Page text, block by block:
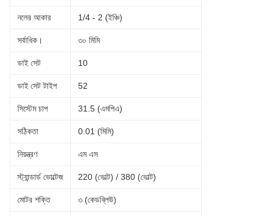
নলের আকার 1/4 - 2 (ইঞ্চি)
সর্বাধিক। ৩০ মিমি
ডাই সেট 10
ডাই সেট টাইপ 52
সিস্টেম চাপ 31.5 (এমপিএ)
সঠিকতা 0.01 (মিমি)
নিয়ন্ত্রণ এম এস
স্ট্যান্ডার্ড ভোল্টেজ 220 (ভোল্ট) / 380 (ভোল্ট)
মোটর শক্তি ৩ (কেডব্লিউ)